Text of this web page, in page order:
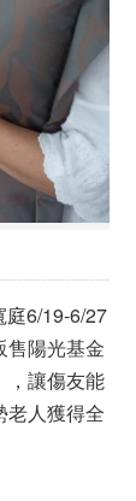
庭6/19-6/27
售陽光基金
，讓傷友能
老人獲得全